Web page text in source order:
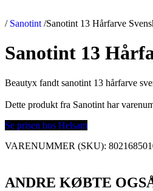
/ Sanotint /Sanotint 13 Hårfarve
Sanotint 13
Beautyx fandt sanotint 13 hårfarve
Dette produkt fra Sanotint har
Se prisen hos Helsam
VARENUMMER (SKU):
ANDRE KØBTE